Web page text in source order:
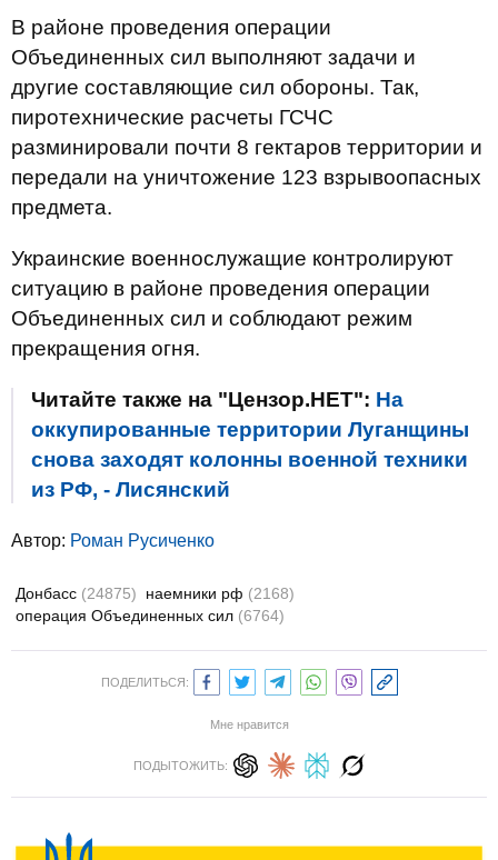
В районе проведения операции
Объединенных сил выполняют задачи и
другие составляющие сил обороны. Так,
пиротехнические расчеты ГСЧС
разминировали почти 8 гектаров территории и
передали на уничтожение 123 взрывоопасных
предмета.
Украинские военнослужащие контролируют
ситуацию в районе проведения операции
Объединенных сил и соблюдают режим
прекращения огня.
Читайте также на "Цензор.НЕТ": На
оккупированные территории Луганщины
снова заходят колонны военной техники
из РФ, - Лисянский
Автор: Роман Русиченко
Донбасс (24875) наемники рф (2168)
операция Объединенных сил (6764)
ПОДЕЛИТЬСЯ:
Мне нравится
ПОДЫТОЖИТЬ: